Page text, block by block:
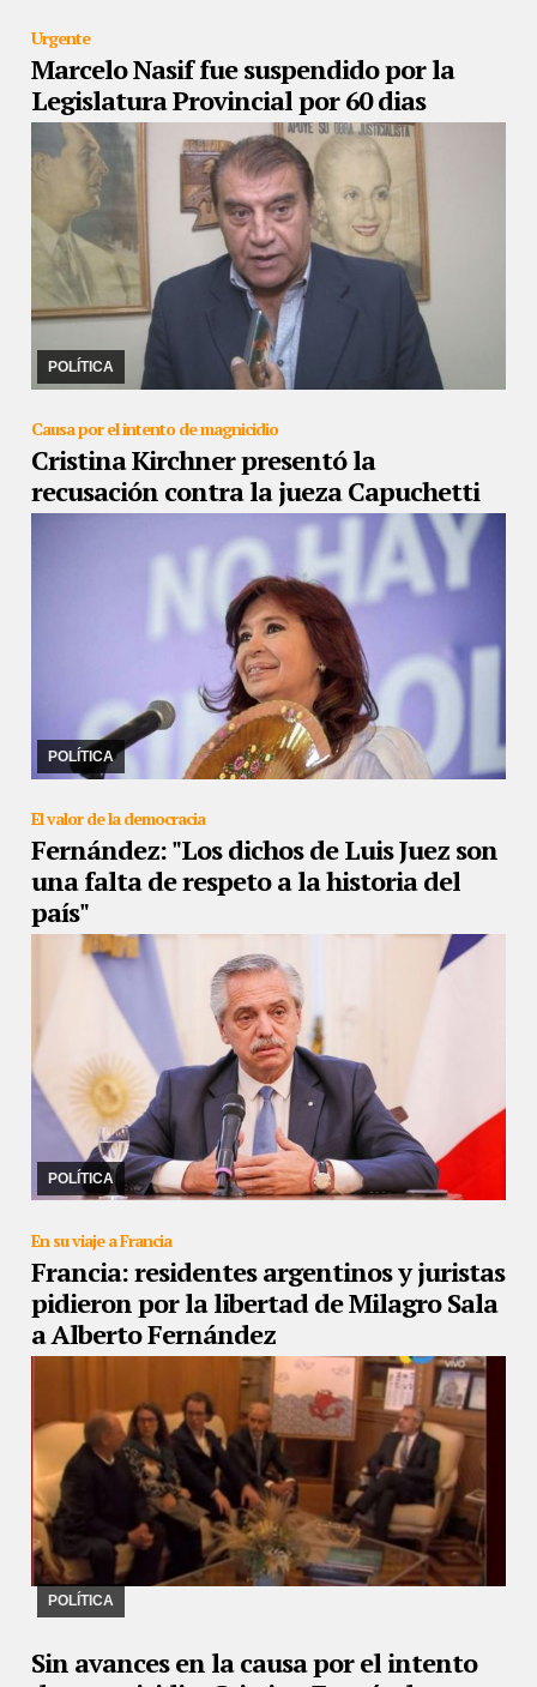
Urgente
Marcelo Nasif fue suspendido por la
Legislatura Provincial por 60 dias
POLÍTICA
16/11/2022 Es por los dichos contra Carlos Haquim, presidente de
la Cámara. La sanción impuso la suspensión del diputado por 60
días sin goce de haberes
Causa por el intento de magnicidio
Cristina Kirchner presentó la
recusación contra la jueza Capuchetti
POLÍTICA
14/11/2022 La querella de la vicepresidenta presentó hoy el
pedido de recusación contra la jueza federal que instruye en la
causa por el intento de asesinato co ...
El valor de la democracia
Fernández: "Los dichos de Luis Juez son
una falta de respeto a la historia del
país"
POLÍTICA
14/11/2022 El presidente salió al cruce de los cuestionamientos a
la democracia realizados por el senador de Juntos por el Cambio.
"Espero que se retracte", afi ...
En su viaje a Francia
Francia: residentes argentinos y juristas
pidieron por la libertad de Milagro Sala
a Alberto Fernández
POLÍTICA
13/11/2022 El mandatario argentino recibió a una comitiva de
ciudadanos y juristas que expresaron su preocupación por la
detención de la dirigenta social
Sin avances en la causa por el intento